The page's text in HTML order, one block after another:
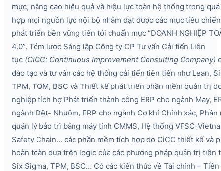
mực, nâng cao hiệu quả và hiệu lực toàn hệ thống trong
hợp mọi nguồn lực nội bộ nhằm đạt được các mục tiêu
phát triển bền vững tiến tới chuẩn mực “DOANH NGHIỆP
4.0”. Tóm lược Sáng lập Công ty CP Tư vấn Cải tiến Liên
tục (CiCC: Continuous Improvement Consulting Company)
đào tạo và tư vấn các hệ thống cải tiến tiên tiến như Lean,
TPM, TQM, BSC và Thiết kế phát triển phần mềm quản trị
nghiệp tích hợ Phát triển thành công ERP cho ngành May,
ngành Dệt- Nhuộm, ERP cho ngành Cơ khí Chính xác, Phần
quản lý bảo trì bằng máy tính CMMS, Hệ thống VFSC-
Safety Chain… các phần mềm tích hợp do CiCC thiết kế và
hoàn toàn dựa trên logic của các phương pháp quản trị tiên
Six Sigma, TPM, BSC… Có các kiến thức về Tài chính – Tiền